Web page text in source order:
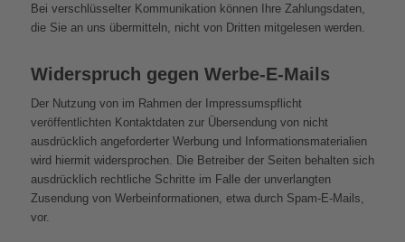
Bei verschlüsselter Kommunikation können Ihre Zahlungsdaten,
die Sie an uns übermitteln, nicht von Dritten mitgelesen werden.
Widerspruch gegen Werbe-E-Mails
Der Nutzung von im Rahmen der Impressumspflicht
veröffentlichten Kontaktdaten zur Übersendung von nicht
ausdrücklich angeforderter Werbung und Informationsmaterialien
wird hiermit widersprochen. Die Betreiber der Seiten behalten sich
ausdrücklich rechtliche Schritte im Falle der unverlangten
Zusendung von Werbeinformationen, etwa durch Spam-E-Mails,
vor.